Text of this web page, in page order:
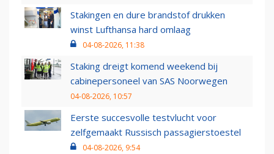
Stakingen en dure brandstof drukken
winst Lufthansa hard omlaag
04-08-2026, 11:38
Staking dreigt komend weekend bij
cabinepersoneel van SAS Noorwegen
04-08-2026, 10:57
Eerste succesvolle testvlucht voor
zelfgemaakt Russisch passagierstoestel
04-08-2026, 9:54